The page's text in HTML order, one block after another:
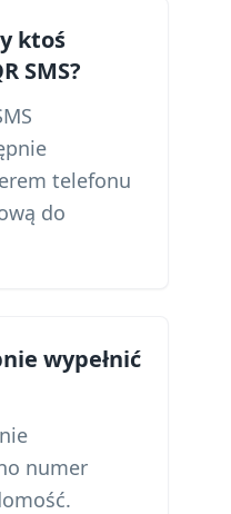
ktoś
SMS?
telefonu
do
wypełnić
numer